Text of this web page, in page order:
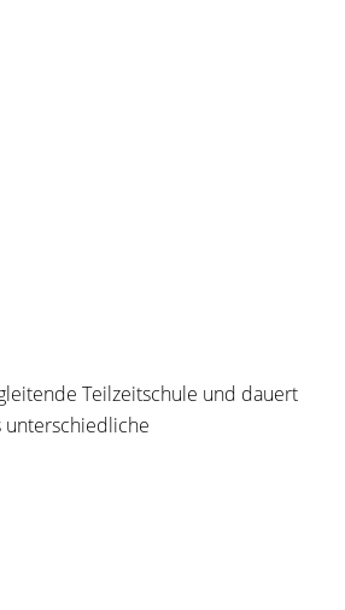
Teilzeitschule und dauert
unterschiedliche